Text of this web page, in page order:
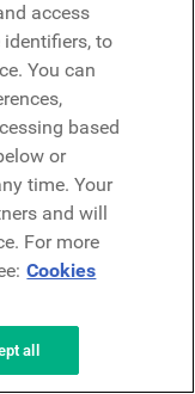
populaires
collaborateur
access
to
You can
based
or
time. Your
and will
For more
Cookies
all